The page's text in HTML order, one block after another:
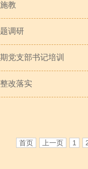
教
调研
党支部书记培训
改落实
首页 上一页 1